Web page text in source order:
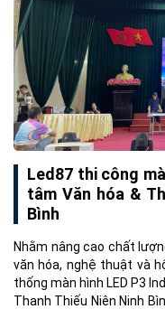
Led87 thi công
tâm Văn hóa &
Bình
Nhằm nâng cao chất
văn hóa, nghệ thuật và
thống màn hình LED P3
Thanh Thiếu Niên Ninh